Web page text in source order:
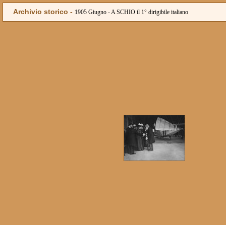
Archivio storico - 1905 Giugno - A SCHIO il 1° dirigibile italiano